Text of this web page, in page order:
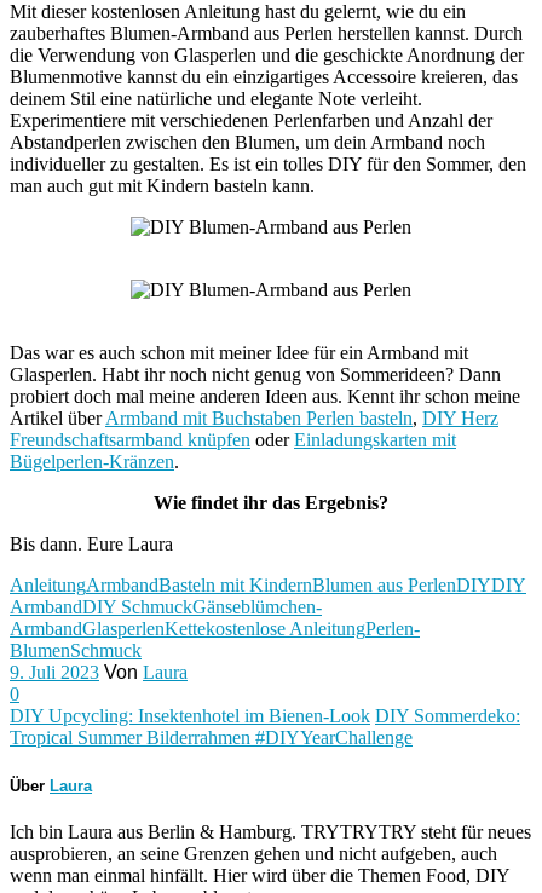
Mit dieser kostenlosen Anleitung hast du gelernt, wie du ein
zauberhaftes Blumen-Armband aus Perlen herstellen kannst. Durch
die Verwendung von Glasperlen und die geschickte Anordnung der
Blumenmotive kannst du ein einzigartiges Accessoire kreieren, das
deinem Stil eine natürliche und elegante Note verleiht.
Experimentiere mit verschiedenen Perlenfarben und Anzahl der
Abstandperlen zwischen den Blumen, um dein Armband noch
individueller zu gestalten. Es ist ein tolles DIY für den Sommer, den
man auch gut mit Kindern basteln kann.
Das war es auch schon mit meiner Idee für ein Armband mit
Glasperlen. Habt ihr noch nicht genug von Sommerideen? Dann
probiert doch mal meine anderen Ideen aus. Kennt ihr schon meine
Artikel überArmband mit Buchstaben Perlen basteln, DIY Herz
Freundschaftsarmband knüpfen oderEinladungskarten mit
Bügelperlen-Kränzen.
Wie findet ihr das Ergebnis?
Bis dann. Eure Laura
AnleitungArmbandBasteln mit KindernBlumen aus PerlenDIYDIY
ArmbandDIY SchmuckGänseblümchen-
ArmbandGlasperlenKettekostenlose AnleitungPerlen-
BlumenSchmuck
9. Juli 2023 Von Laura
0
DIY Upcycling: Insektenhotel im Bienen-Look DIY Sommerdeko:
Tropical Summer Bilderrahmen #DIYYearChallenge
Über Laura
Ich bin Laura aus Berlin & Hamburg. TRYTRYTRY steht für neues
ausprobieren, an seine Grenzen gehen und nicht aufgeben, auch
wenn man einmal hinfällt. Hier wird über die Themen Food, DIY